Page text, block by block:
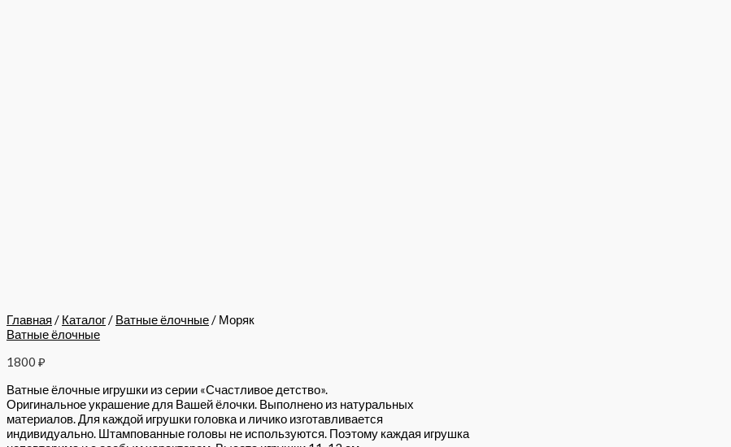
Главная / Каталог/ Ватные ёлочные/ Моряк
Ватные ёлочные
1800 ₽
Ватные ёлочные игрушки из серии «Счастливое детство».
Оригинальное украшение для Вашей ёлочки. Выполнено из натуральных
материалов. Для каждой игрушки головка и личико изготавливается
индивидуально. Штампованные головы не используются. Поэтому каждая игрушка